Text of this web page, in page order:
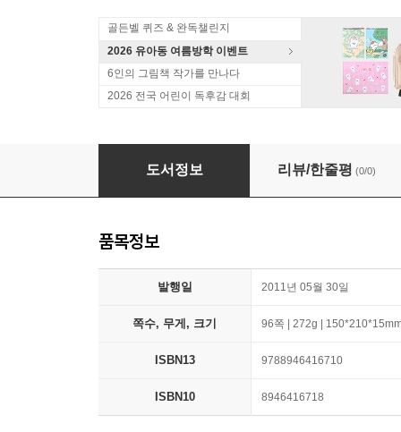
골든벨 퀴즈 & 완독챌린지
2026 유아동 여름방학 이벤트
6인의 그림책 작가를 만나다
2026 전국 어린이 독후감 대회
어디로 갔을까 내 이름은
도서정보 리뷰/한줄평 (0/0)
품목정보
발행일 2011년 05월 30일
쪽수, 무게, 크기 96쪽 | 272g |
ISBN13 9788946416710
ISBN10 8946416718